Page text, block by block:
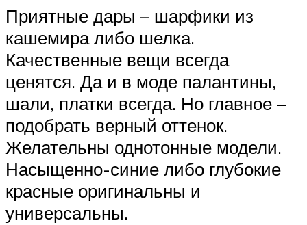
Приятные дары – шарфики из
кашемира либо шелка.
Качественные вещи всегда
ценятся. Да и в моде палантины,
шали, платки всегда. Но главное –
подобрать верный оттенок.
Желательны однотонные модели.
Насыщенно-синие либо глубокие
красные оригинальны и
универсальны.